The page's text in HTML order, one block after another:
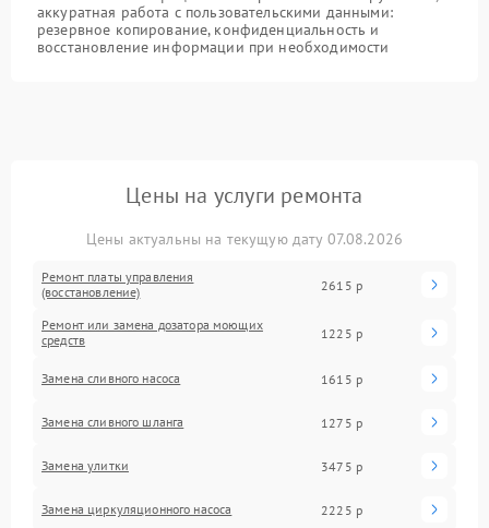
аккуратная работа с пользовательскими данными:
резервное копирование, конфиденциальность и
восстановление информации при необходимости
Цены на услуги ремонта
Цены актуальны на текущую дату 07.08.2026
Ремонт платы управления
(восстановление)
2615 р
Ремонт или замена дозатора моющих
средств
1225 р
Замена сливного насоса 1615 р
Замена сливного шланга 1275 р
Замена улитки 3475 р
Замена циркуляционного насоса 2225 р